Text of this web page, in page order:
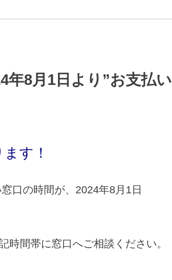
年8月1日より”お支払い
す！
口の時間が、2024年8月1日
時間帯に窓口へご相談ください。